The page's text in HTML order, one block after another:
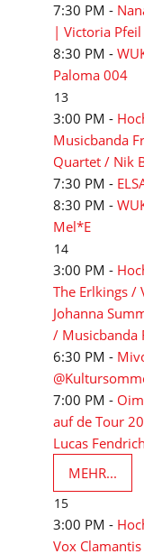
7:30 PM -
| Victoria Pfeil
8:30 PM -
Paloma 004
13
3:00 PM -
Musicbanda
Quartet / Nik
7:30 PM -
8:30 PM -
Mel*E
14
3:00 PM -
The Erlkings /
Johanna
/ Musicbanda
6:30 PM -
7:00 PM -
auf de Tour
Lucas Fendrich
MEHR...
15
3:00 PM -
Vox